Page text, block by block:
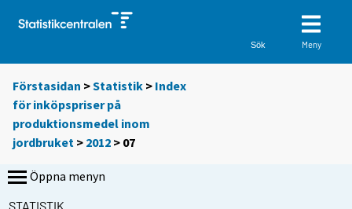
Sök Meny
Förstasidan >Statistik > Index
för inköpspriser på
produktionsmedel inom
jordbruket > 2012 > 07
Öppna menyn
STATISTIK